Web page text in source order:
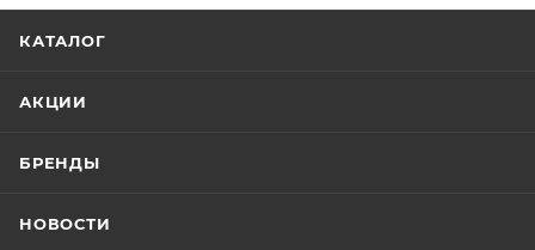
КАТАЛОГ
АКЦИИ
БРЕНДЫ
НОВОСТИ